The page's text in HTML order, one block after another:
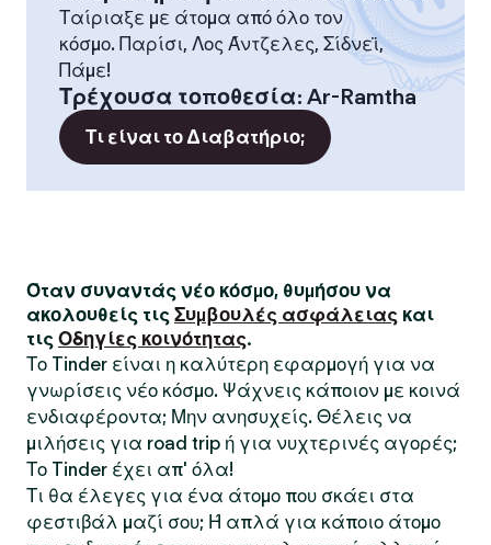
Ταίριαξε με άτομα από όλο τον
κόσμο. Παρίσι, Λος Άντζελες, Σίδνεϊ,
Πάμε!
Τρέχουσα τοποθεσία: Ar-Ramtha
Τι είναι το Διαβατήριο;
Όταν συναντάς νέο κόσμο, θυμήσου να
ακολουθείς τις Συμβουλές ασφάλειας και
τις Οδηγίες κοινότητας.
Το Tinder είναι η καλύτερη εφαρμογή για να
γνωρίσεις νέο κόσμο. Ψάχνεις κάποιον με κοινά
ενδιαφέροντα; Μην ανησυχείς. Θέλεις να
μιλήσεις για road trip ή για νυχτερινές αγορές;
Το Tinder έχει απ' όλα!
Τι θα έλεγες για ένα άτομο που σκάει στα
φεστιβάλ μαζί σου; Ή απλά για κάποιο άτομο